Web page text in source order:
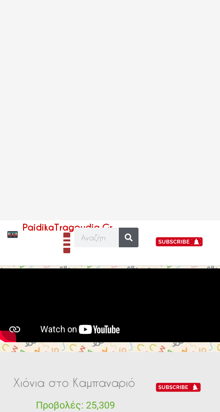
PaidikaTragoudia.Gr
Χιόνια στο Καμπαναριό
Προβολές: 25,309